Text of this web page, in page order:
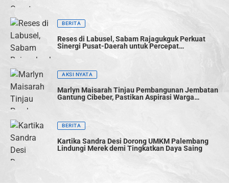
BERITA
Reses di Labusel, Sabam Rajagukguk Perkuat
Sinergi Pusat-Daerah untuk Percepat
AKSI NYATA
Marlyn Maisarah Tinjau Pembangunan Jembatan
Gantung Cibeber, Pastikan Aspirasi Warga
BERITA
Kartika Sandra Desi Dorong UMKM Palembang
Lindungi Merek demi Tingkatkan Daya Saing